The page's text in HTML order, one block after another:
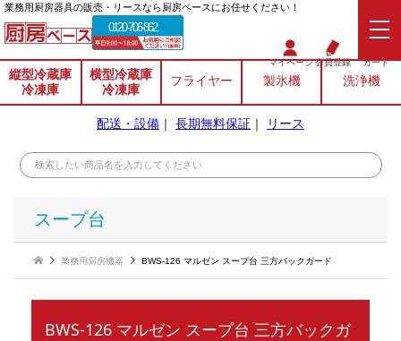
業務⽤厨房器具の販売・リースなら厨房ベースにお任せください！
0120-706-862
マイページ会員登録 カート
縦型冷蔵庫
冷凍庫
横型冷蔵庫
冷凍庫
フライヤー 製氷機 洗浄機
配送・設備 ｜ 長期無料保証 ｜ リース
スープ台
業務用厨房機器 BWS-126 マルゼン スープ台 三方バックガード
BWS-126 マルゼン スープ台 三方バックガ